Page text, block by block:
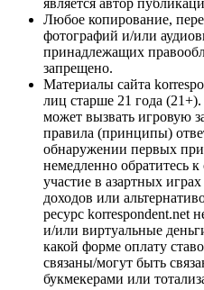
Любое копирование,
фотографий и/или
принадлежащих
запрещено.
Материалы сайта
лиц старше 21 года
может вызвать игровую
правила (принципы)
обнаружении первых
немедленно обратитесь
участие в азартных
доходов или
ресурс korrespondent.net
и/или виртуальные
какой форме оплату
связаны/могут быть
букмекерами или